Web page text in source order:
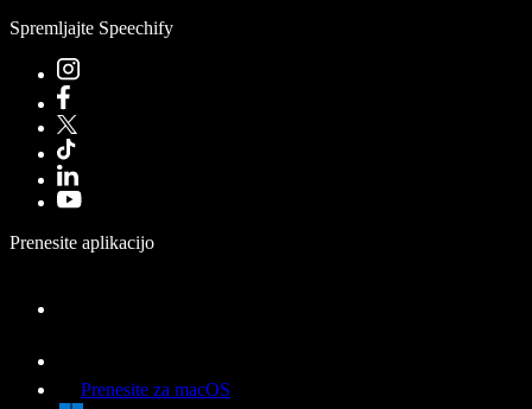
Spremljajte Speechify
Prenesite aplikacijo
Prenesite za macOS